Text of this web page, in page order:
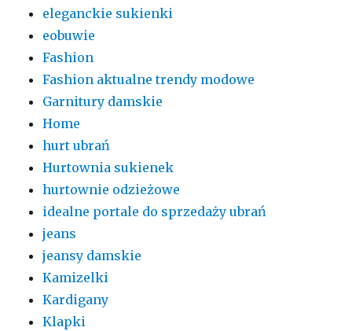
eleganckie sukienki
eobuwie
Fashion
Fashion aktualne trendy modowe
Garnitury damskie
Home
hurt ubrań
Hurtownia sukienek
hurtownie odzieżowe
idealne portale do sprzedaży ubrań
jeans
jeansy damskie
Kamizelki
Kardigany
Klapki